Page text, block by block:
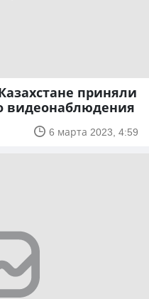
приняли
видеонаблюдения
6 марта 2023, 4:59